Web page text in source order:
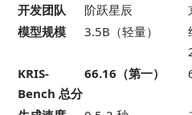
开发团队
阶跃星辰
模型规模
3.5B（轻量）
KRIS-
Bench 总分
66.16（第一）